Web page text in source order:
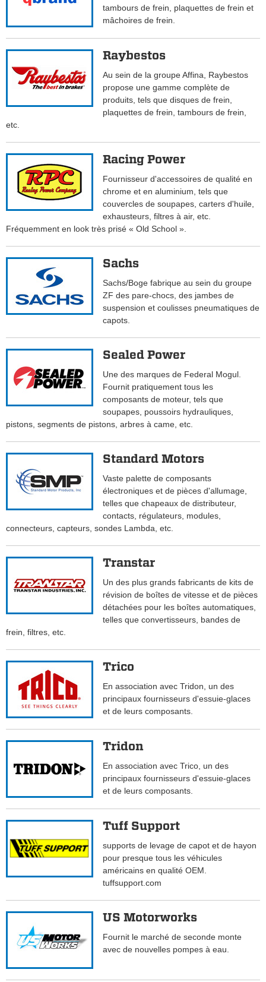
tambours de frein, plaquettes de frein et
mâchoires de frein.
Raybestos
Au sein de la groupe Affina, Raybestos
propose une gamme complète de
produits, tels que disques de frein,
plaquettes de frein, tambours de frein,
etc.
Racing Power
Fournisseur d'accessoires de qualité en
chrome et en aluminium, tels que
couvercles de soupapes, carters d'huile,
exhausteurs, filtres à air, etc.
Fréquemment en look très prisé « Old School ».
Sachs
Sachs/Boge fabrique au sein du groupe
ZF des pare-chocs, des jambes de
suspension et coulisses pneumatiques de
capots.
Sealed Power
Une des marques de Federal Mogul.
Fournit pratiquement tous les
composants de moteur, tels que
soupapes, poussoirs hydrauliques,
pistons, segments de pistons, arbres à came, etc.
Standard Motors
Vaste palette de composants
électroniques et de pièces d'allumage,
telles que chapeaux de distributeur,
contacts, régulateurs, modules,
connecteurs, capteurs, sondes Lambda, etc.
Transtar
Un des plus grands fabricants de kits de
révision de boîtes de vitesse et de pièces
détachées pour les boîtes automatiques,
telles que convertisseurs, bandes de
frein, filtres, etc.
Trico
En association avec Tridon, un des
principaux fournisseurs d'essuie-glaces
et de leurs composants.
Tridon
En association avec Trico, un des
principaux fournisseurs d'essuie-glaces
et de leurs composants.
Tuff Support
supports de levage de capot et de hayon
pour presque tous les véhicules
américains en qualité OEM.
tuffsupport.com
US Motorworks
Fournit le marché de seconde monte
avec de nouvelles pompes à eau.